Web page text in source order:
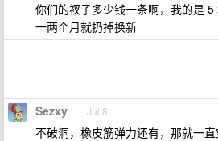
你们的衩子多少钱一条啊，我的是 5
一两个月就扔掉换新
Sezxy Jul 8
不破洞，橡皮筋弹力还有，那就一直